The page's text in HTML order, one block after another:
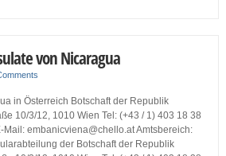
von Nicaragua
in Österreich Botschaft der Republik
10/3/12, 1010 Wien Tel: (+43 / 1) 403 18 38
Mail: embanicviena@chello.at Amtsbereich:
der Botschaft der Republik